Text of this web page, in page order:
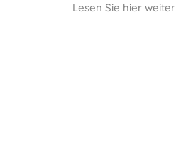
Lesen Sie hier weiter